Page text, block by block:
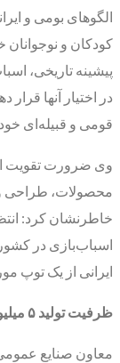
الگوهای بومی و
کودکان و نوجوانان
پیشینه تاریخی،
در اختیار آنها قرار
قومی و قبیله‌ای خود
وی ضرورت تقویت
محصولات، طراحی
خاطرنشان کرد:
ایرانی از یک توپ
ظرفیت تولید ۵ میلیون عدد توپ را در سال داریم
معاون صنایع